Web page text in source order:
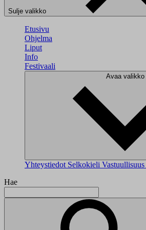
Sulje valikko
Etusivu
Ohjelma
Liput
Info
Festivaali
Avaa valikko
Yhteystiedot Selkokieli Vastuullisuus
Hae